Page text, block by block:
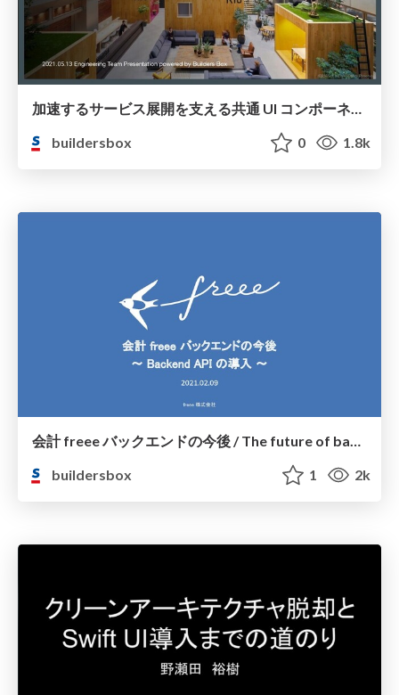
加速するサービス展開を支える共通 UI コンポーネント開発 / Common UI Component Development supporting accelerated Services
buildersbox
0 1.8k
buildersbox
1 2k